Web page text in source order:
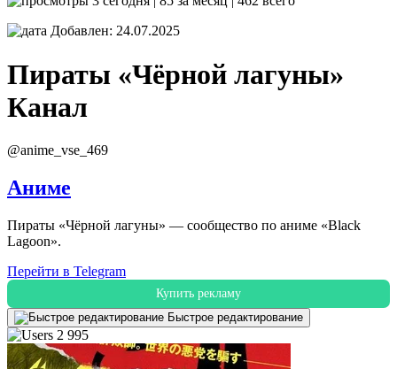
Добавлен: 24.07.2025
Пираты «Чёрной лагуны»
Канал
@anime_vse_469
Аниме
Пираты «Чёрной лагуны» — сообщество по аниме «Black
Lagoon».
Перейти в Telegram
Купить рекламу
Быстрое редактирование
2 995